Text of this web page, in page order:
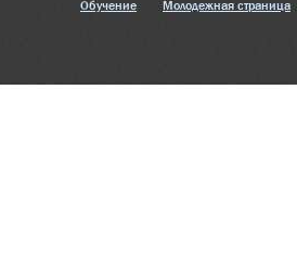
Обучение Молодежная страница